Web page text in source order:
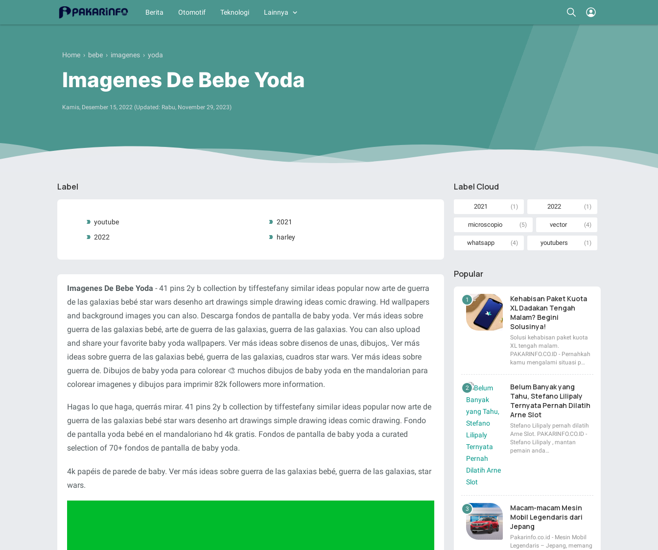
Berita Otomotif Teknologi Lainnya
Label
youtube
2021
2022
harley
Home › bebe › imagenes › yoda
Imagenes De Bebe Yoda
Kamis, Desember 15, 2022 (Updated: Rabu, November 29, 2023)
Imagenes De Bebe Yoda - 41 pins 2y b collection by tiffestefany similar ideas popular now arte de guerra
de las galaxias bebé star wars desenho art drawings simple drawing ideas comic drawing. Hd wallpapers
and background images you can also. Descarga fondos de pantalla de baby yoda. Ver más ideas sobre
guerra de las galaxias bebé, arte de guerra de las galaxias, guerra de las galaxias. You can also upload
and share your favorite baby yoda wallpapers. Ver más ideas sobre disenos de unas, dibujos,. Ver más
ideas sobre guerra de las galaxias bebé, guerra de las galaxias, cuadros star wars. Ver más ideas sobre
guerra de. Dibujos de baby yoda para colorear 🎨 muchos dibujos de baby yoda en the mandalorian para
colorear imagenes y dibujos para imprimir 82k followers more information.
Hagas lo que haga, querrás mirar. 41 pins 2y b collection by tiffestefany similar ideas popular now arte de
guerra de las galaxias bebé star wars desenho art drawings simple drawing ideas comic drawing. Fondo
de pantalla yoda bebé en el mandaloriano hd 4k gratis. Fondos de pantalla de baby yoda a curated
selection of 70+ fondos de pantalla de baby yoda.
4k papéis de parede de baby. Ver más ideas sobre guerra de las galaxias bebé, guerra de las galaxias, star
wars.
Label Cloud
2021 (1) 2022 (1)
microscopio (5) vector (4)
whatsapp (4) youtubers (1)
Popular
Kehabisan Paket Kuota
XL Dadakan Tengah
Malam? Begini
Solusinya!
Solusi kehabisan paket kuota
XL tengah malam.
PAKARINFO.CO.ID - Pernahkah
kamu mengalami situasi p…
Belum Banyak yang
Tahu, Stefano Lilipaly
Ternyata Pernah Dilatih
Arne Slot
Stefano Lilipaly pernah dilatih
Arne Slot. PAKARINFO.CO.ID -
Stefano Lilipaly , mantan
pemain anda…
Macam-macam Mesin
Mobil Legendaris dari
Jepang
Pakarinfo.co.id - Mesin Mobil
Legendaris – Jepang, memang